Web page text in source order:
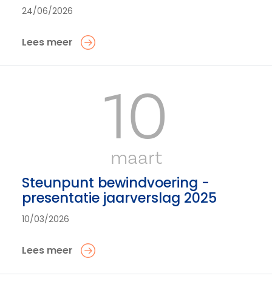
24/06/2026
Lees meer
10
maart
Steunpunt bewindvoering -
presentatie jaarverslag 2025
10/03/2026
Lees meer